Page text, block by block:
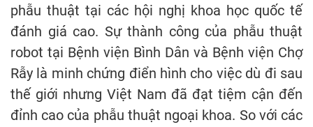
phẫu thuật tại các hội nghị khoa học quốc tế
đánh giá cao. Sự thành công của phẫu thuật
robot tại Bệnh viện Bình Dân và Bệnh viện Chợ
Rẫy là minh chứng điển hình cho việc dù đi sau
thế giới nhưng Việt Nam đã đạt tiệm cận đến
đỉnh cao của phẫu thuật ngoại khoa. So với các